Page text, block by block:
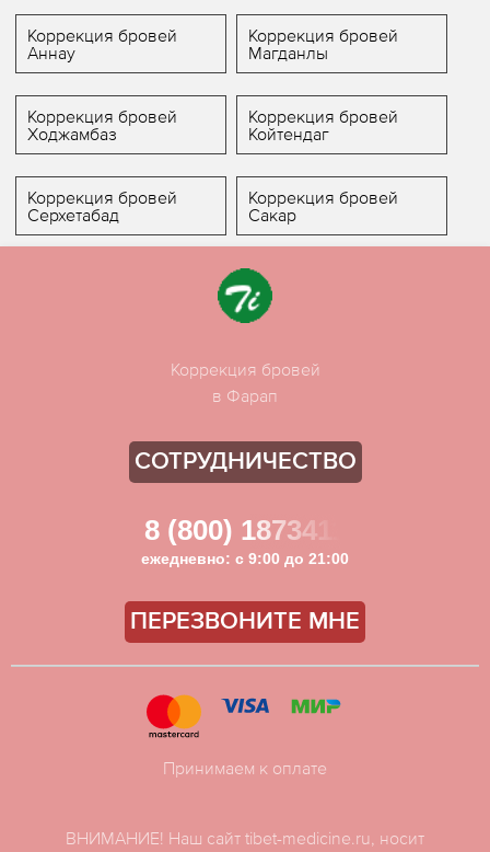
Коррекция бровей
Аннау
Коррекция бровей
Магданлы
Коррекция бровей
Ходжамбаз
Коррекция бровей
Койтендаг
Коррекция бровей
Серхетабад
Коррекция бровей
Сакар
Коррекция бровей
в Фарап
СОТРУДНИЧЕСТВО
8 (800) 1873411
ежедневно: с 9:00 до 21:00
ПЕРЕЗВОНИТЕ МНЕ
ВНИМАНИЕ! Наш сайт tibet-medicine.ru, носит
Принимаем к оплате